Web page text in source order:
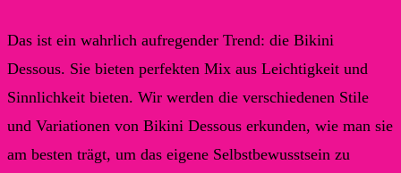
Das ist ein wahrlich aufregender Trend: die Bikini
Dessous. Sie bieten perfekten Mix aus Leichtigkeit und
Sinnlichkeit bieten. Wir werden die verschiedenen Stile
und Variationen von Bikini Dessous erkunden, wie man sie
am besten trägt, um das eigene Selbstbewusstsein zu